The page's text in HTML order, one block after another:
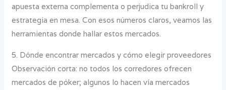
apuesta externa complementa o perjudica tu bankroll y
estrategia en mesa. Con esos números claros, veamos las
herramientas donde hallar estos mercados.
5. Dónde encontrar mercados y cómo elegir proveedores
Observación corta: no todos los corredores ofrecen
mercados de póker; algunos lo hacen vía mercados